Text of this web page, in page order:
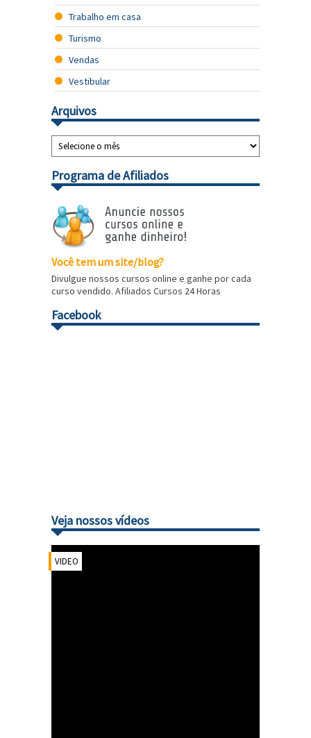
Trabalho em casa
Turismo
Vendas
Vestibular
Arquivos
Programa de Afiliados
Você tem um site/blog?
Divulgue nossos cursos online e ganhe por cada
curso vendido. Afiliados Cursos 24 Horas
Facebook
Veja nossos vídeos
VIDEO